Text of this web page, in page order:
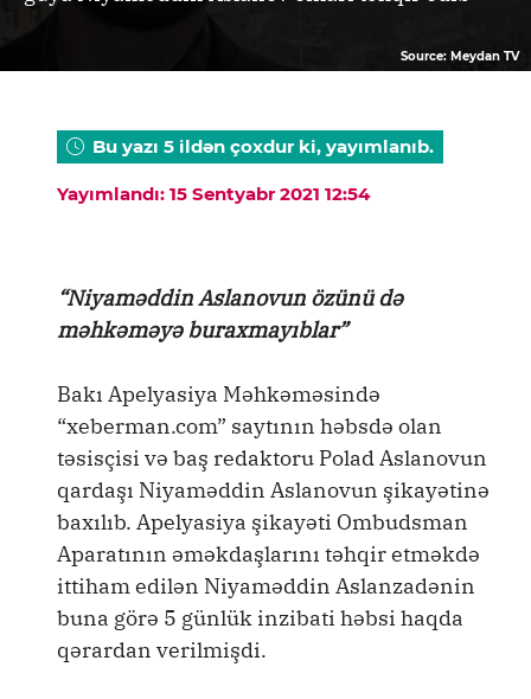
Source: Meydan TV
Bu yazı 5 ildən çoxdur ki, yayımlanıb.
Yayımlandı: 15 Sentyabr 2021 12:54
“Niyaməddin Aslanovun özünü də
məhkəməyə buraxmayıblar”
Bakı Apelyasiya Məhkəməsində
“xeberman.com” saytının həbsdə olan
təsisçisi və baş redaktoru Polad Aslanovun
qardaşı Niyaməddin Aslanovun şikayətinə
baxılıb. Apelyasiya şikayəti Ombudsman
Aparatının əməkdaşlarını təhqir etməkdə
ittiham edilən Niyaməddin Aslanzadənin
buna görə 5 günlük inzibati həbsi haqda
qərardan verilmişdi.